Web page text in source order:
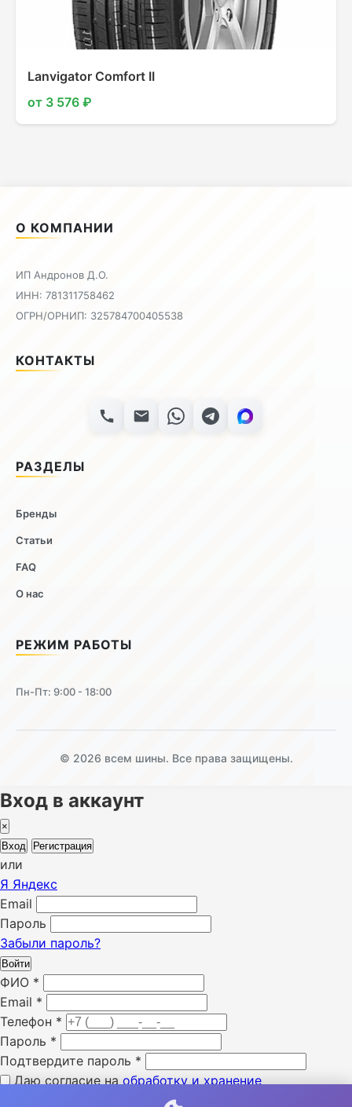
Lanvigator Comfort II
от 3 576 ₽
О КОМПАНИИ
ИП Андронов Д.О.
ИНН: 781311758462
ОГРН/ОРНИП: 325784700405538
КОНТАКТЫ
РАЗДЕЛЫ
Бренды
Статьи
FAQ
О нас
РЕЖИМ РАБОТЫ
Пн-Пт: 9:00 - 18:00
© 2026 всем шины. Все права защищены.
Вход в аккаунт
×
Вход
Регистрация
или
Я Яндекс
Email
Пароль
Забыли пароль?
Войти
ФИО *
Email *
Телефон *
Пароль *
Подтвердите пароль *
Даю согласие на обработку и хранение